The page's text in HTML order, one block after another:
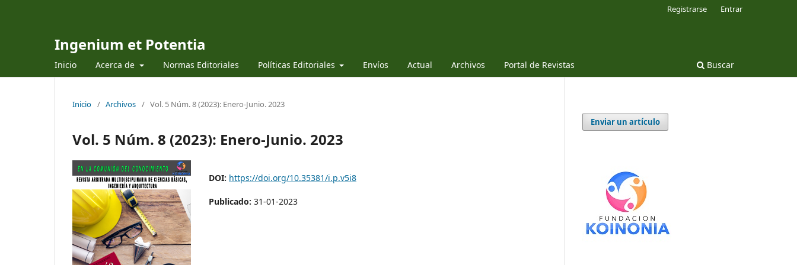
Ingenium et Potentia
Inicio Acerca de Normas Editoriales Políticas Editoriales Envíos Actual Archivos Portal de Revistas Buscar
Registrarse Entrar
Inicio / Archivos / Vol. 5 Núm. 8 (2023): Enero-Junio. 2023
Vol. 5 Núm. 8 (2023): Enero-Junio. 2023
DOI: https://doi.org/10.35381/i.p.v5i8
Publicado: 31-01-2023
Enviar un artículo